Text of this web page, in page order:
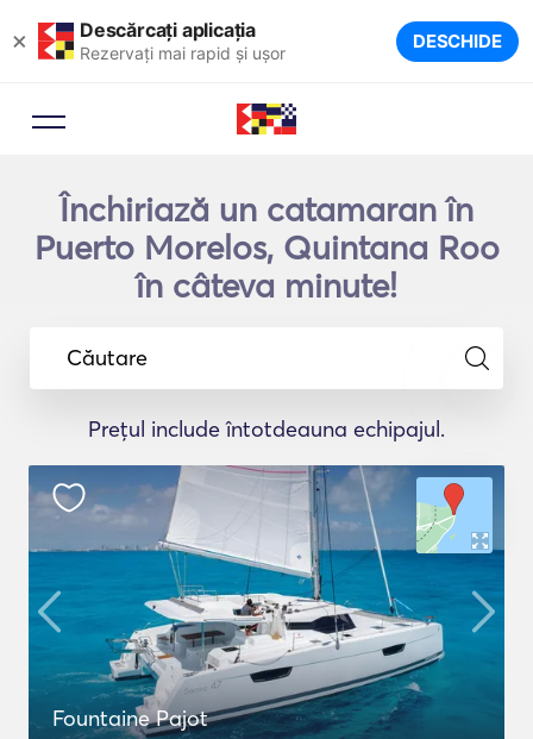
× Descărcați aplicația
Rezervați mai rapid și ușor DESCHIDE
Închiriază un catamaran în
Puerto Morelos, Quintana Roo
în câteva minute!
Căutare
Prețul include întotdeauna echipajul.
Fountaine Pajot